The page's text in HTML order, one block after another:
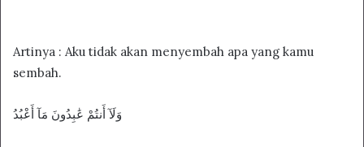
Artinya : Aku tidak akan menyembah apa yang kamu
sembah.
وَلَآ أَنتُمْ عَٰبِدُونَ مَآ أَعْبُدُ